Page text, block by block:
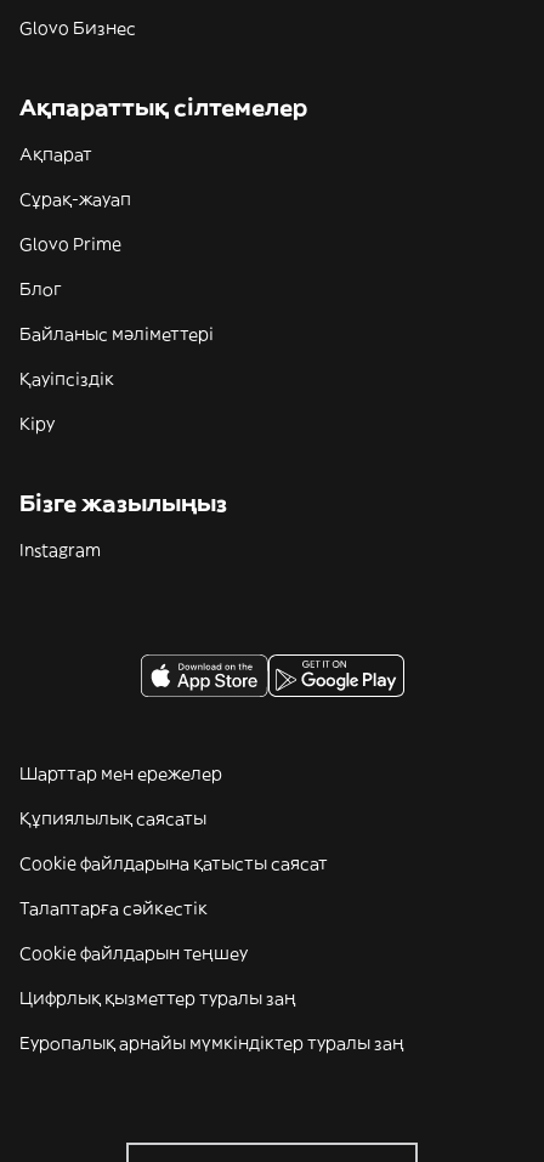
Glovo Бизнес
Ақпараттық сілтемелер
Ақпарат
Сұрақ-жауап
Glovo Prime
Блог
Байланыс мәліметтері
Қауіпсіздік
Кіру
Бізге жазылыңыз
Instagram
Шарттар мен ережелер
Құпиялылық саясаты
Cookie файлдарына қатысты саясат
Талаптарға сәйкестік
Cookie файлдарын теңшеу
Цифрлық қызметтер туралы заң
Еуропалық арнайы мүмкіндіктер туралы заң